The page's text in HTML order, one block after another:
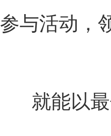
参与活动，
就能以